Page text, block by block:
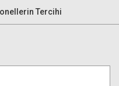
Tercihi